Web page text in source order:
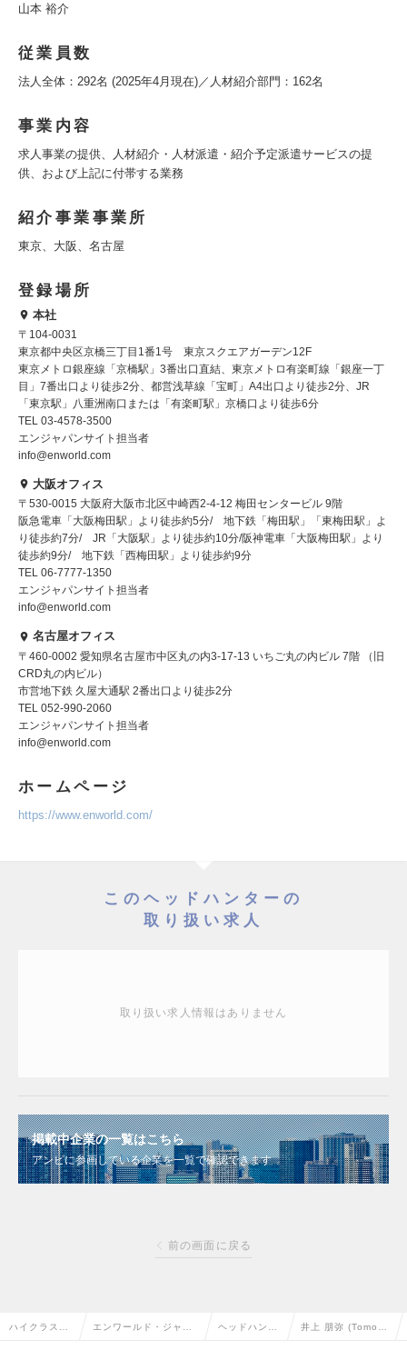
山本 裕介
従業員数
法人全体：292名 (2025年4月現在)／人材紹介部門：162名
事業内容
求人事業の提供、人材紹介・人材派遣・紹介予定派遣サービスの提
供、および上記に付帯する業務
紹介事業事業所
東京、大阪、名古屋
登録場所
本社
〒104-0031
東京都中央区京橋三丁目1番1号 東京スクエアガーデン12F
東京メトロ銀座線「京橋駅」3番出口直結、東京メトロ有楽町線「銀座一丁
目」7番出口より徒歩2分、都営浅草線「宝町」A4出口より徒歩2分、JR
「東京駅」八重洲南口または「有楽町駅」京橋口より徒歩6分
TEL 03-4578-3500
エンジャパンサイト担当者
info@enworld.com
大阪オフィス
〒530-0015 大阪府大阪市北区中崎西2-4-12 梅田センタービル 9階
阪急電車「大阪梅田駅」より徒歩約5分/ 地下鉄「梅田駅」「東梅田駅」よ
り徒歩約7分/ JR「大阪駅」より徒歩約10分/阪神電車「大阪梅田駅」より
徒歩約9分/ 地下鉄「西梅田駅」より徒歩約9分
TEL 06-7777-1350
エンジャパンサイト担当者
info@enworld.com
名古屋オフィス
〒460-0002 愛知県名古屋市中区丸の内3-17-13 いちご丸の内ビル 7階 （旧
CRD丸の内ビル）
市営地下鉄 久屋大通駅 2番出口より徒歩2分
TEL 052-990-2060
エンジャパンサイト担当者
info@enworld.com
ホームページ
https://www.enworld.com/
このヘッドハンターの
取り扱い求人
取り扱い求人情報はありません
掲載中企業の一覧はこちら
アンビに参画している企業を一覧で確認できます
前の画面に戻る
ハイクラス求 エンワールド・ジャパ ヘッドハンタ 井上 朋弥 (Tomoy